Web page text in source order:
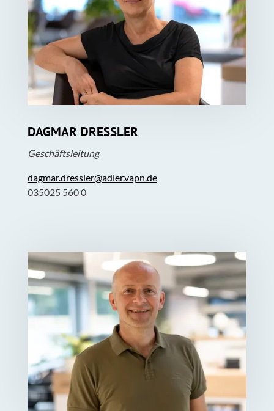
DAGMAR DRESSLER
Geschäftsleitung
dagmar.dressler@adler.vapn.de
035025 560 0